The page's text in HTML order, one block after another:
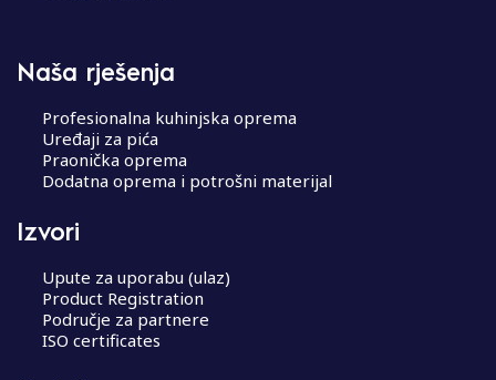
a
a
Naša rješenja
Profesionalna kuhinjska oprema
Uređaji za pića
Praonička oprema
Dodatna oprema i potrošni materijal
Izvori
Upute za uporabu (ulaz)
Product Registration
Područje za partnere
ISO certificates